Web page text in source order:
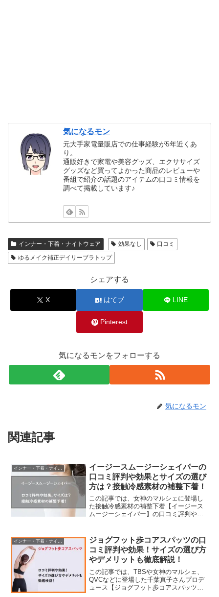
気になるモン
元大手家電量販店での仕事経験が5年近くあ
り。
通販好きで家電や美容グッズ、エクササイズ
グッズなど買ってよかった商品のレビューや
番組で紹介の話題のアイテムの口コミ情報を
調べて掲載しています♪
インナー・下着・ナイトウェア 効果なし
口コミ
ゆるメイク補正デイリーブラトップ
シェアする
X はてブ LINE
Pinterest
気になるモンをフォローする
気になるモン
関連記事
インナー・下着・ナイトウェア
イージースムージーシェイパーの
口コミ評判や効果とサイズの選び
方は？接触冷感素材の補整下着！
この記事では、女神のマルシェに登場し
た接触冷感素材の補整下着【イージース
ムージーシェイパー】の口コミ評判や効
節になってくると、接触冷感素材のもの
を選びたくなりますよね～...
インナー・下着・ナイトウェア
ジョグフット歩コアスパッツの口
コミ評判や効果！サイズの選び方
やデメリットも徹底解説！
この記事では、TBSや女神のマルシェ、
QVCなどに登場した千葉真子さんプロデ
ュース【ジョグフット歩コアスパッツ】